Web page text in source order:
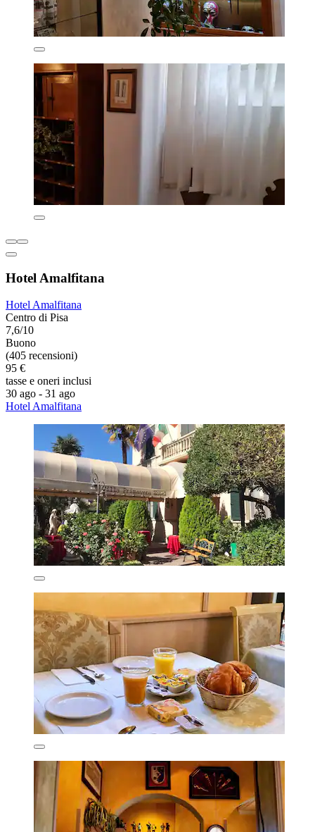
Hotel Amalfitana
Hotel Amalfitana
Centro di Pisa
7,6/10
Buono
(405 recensioni)
95 €
tasse e oneri inclusi
30 ago - 31 ago
Hotel Amalfitana